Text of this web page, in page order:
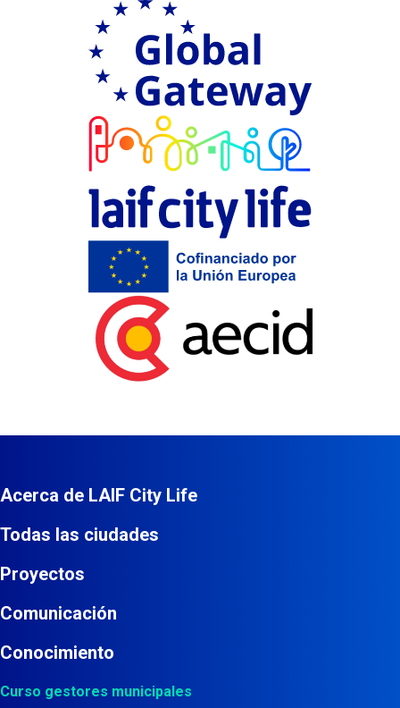
Acerca de LAIF City Life
Todas las ciudades
Proyectos
Comunicación
Conocimiento
Curso gestores municipales